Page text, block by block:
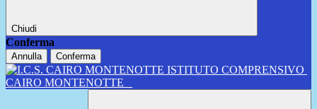
Chiudi
Conferma
Annulla Conferma
ISTITUTO COMPRENSIVO
CAIRO MONTENOTTE